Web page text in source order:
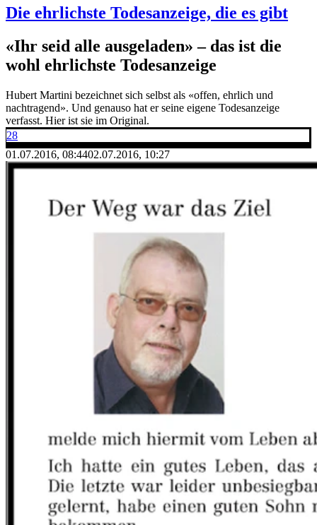
Die ehrlichste Todesanzeige, die es gibt
«Ihr seid alle ausgeladen» – das ist die
wohl ehrlichste Todesanzeige
Hubert Martini bezeichnet sich selbst als «offen, ehrlich und
nachtragend». Und genauso hat er seine eigene Todesanzeige
verfasst. Hier ist sie im Original.
28
01.07.2016, 08:4402.07.2016, 10:27